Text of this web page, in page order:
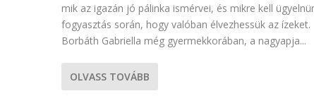
mik az igazán jó pálinka ismérvei, és mikre kell
fogyasztás során, hogy valóban élvezhessük az ízeket.
Borbáth Gabriella még gyermekkorában, a nagyapja...
OLVASS TOVÁBB